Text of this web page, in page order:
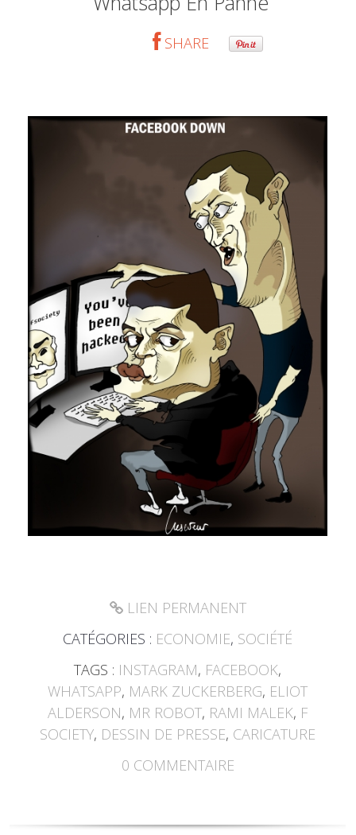
SHARE
LIEN PERMANENT
CATÉGORIES : ECONOMIE, SOCIÉTÉ
TAGS : INSTAGRAM, FACEBOOK,
WHATSAPP, MARK ZUCKERBERG, ELIOT
ALDERSON, MR ROBOT, RAMI MALEK, F
SOCIETY, DESSIN DE PRESSE, CARICATURE
0 COMMENTAIRE